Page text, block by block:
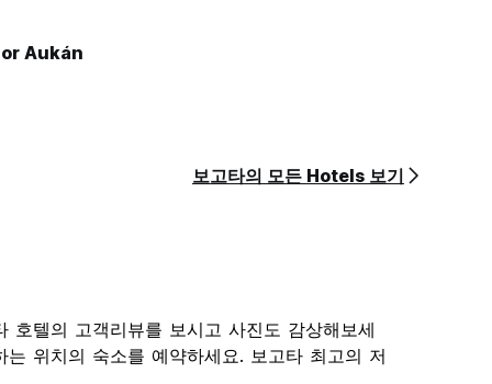
Aukán
보고타의 모든 Hotels 보기
호텔의 고객리뷰를 보시고 사진도 감상해보세
위치의 숙소를 예약하세요. 보고타 최고의 저